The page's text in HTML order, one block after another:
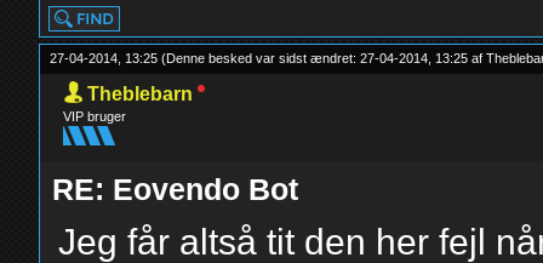
data = {
}
27-04-2014, 13:25(Denne besked var sidst ændret: 27-04-2014, 13:25 af
Theblebarn
VIP bruger
RE: Eovendo Bot
Jeg får altså tit den her fejl